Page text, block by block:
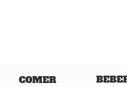
COMER